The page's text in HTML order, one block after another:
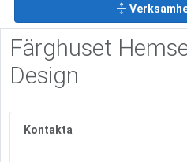
Färghuset
Design
Kontakta